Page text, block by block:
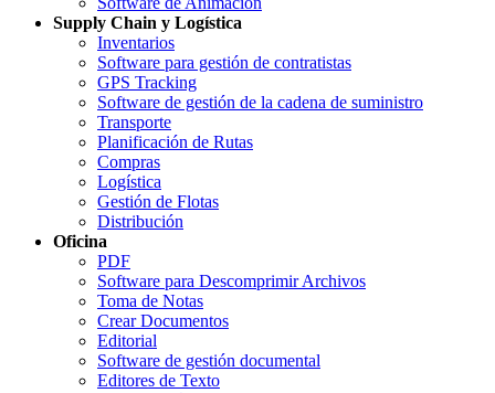
Supply Chain y Logística
Inventarios
Software para gestión de contratistas
GPS Tracking
Software de gestión de la cadena de suministro
Transporte
Planificación de Rutas
Compras
Logística
Gestión de Flotas
Distribución
Oficina
PDF
Software para Descomprimir Archivos
Toma de Notas
Crear Documentos
Editorial
Software de gestión documental
Editores de Texto